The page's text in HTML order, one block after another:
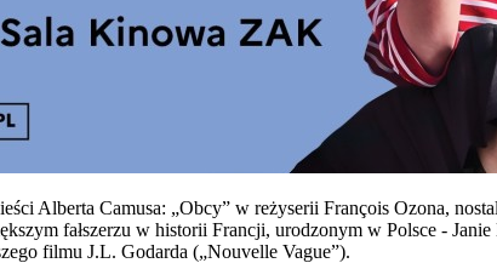
Alberta Camusa: „Obcy” w reżyserii François Ozona,
fałszerzu w historii Francji, urodzonym w Polsce -
filmu J.L. Godarda („Nouvelle Vague”).